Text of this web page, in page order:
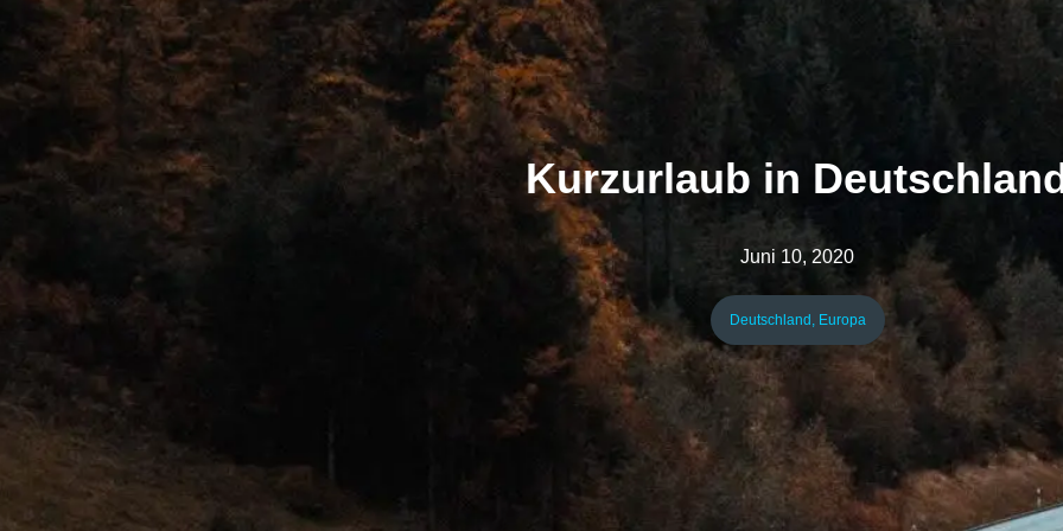
Kurzurlaub in
Juni 10, 2020
Deutschland , Europa